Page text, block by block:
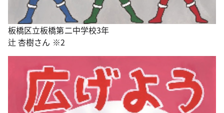
板橋区立板橋第二中学校3年
辻 杏樹さん ※2